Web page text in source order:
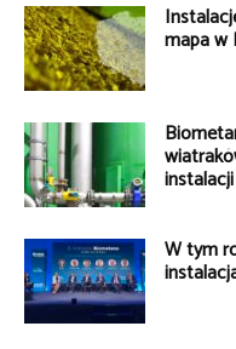
mapa w
instalacji
W tym